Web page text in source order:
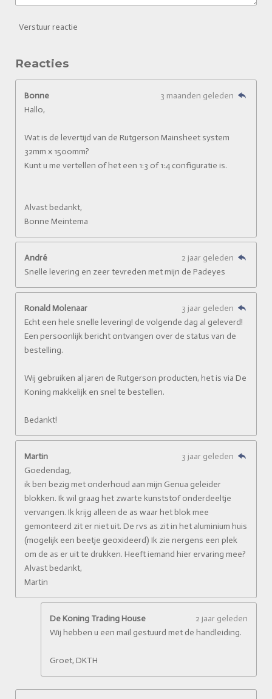
Verstuur reactie
Reacties
Bonne
3 maanden geleden
Hallo,
Wat is de levertijd van de Rutgerson Mainsheet system
32mm x 1500mm?
Kunt u me vertellen of het een 1:3 of 1:4 configuratie is.
Alvast bedankt,
Bonne Meintema
André
2 jaar geleden
Snelle levering en zeer tevreden met mijn de Padeyes
Ronald Molenaar
3 jaar geleden
Echt een hele snelle levering! de volgende dag al geleverd!
Een persoonlijk bericht ontvangen over de status van de
bestelling.
Wij gebruiken al jaren de Rutgerson producten, het is via De
Koning makkelijk en snel te bestellen.
Bedankt!
Martin
3 jaar geleden
Goedendag,
ik ben bezig met onderhoud aan mijn Genua geleider
blokken. Ik wil graag het zwarte kunststof onderdeeltje
vervangen. Ik krijg alleen de as waar het blok mee
gemonteerd zit er niet uit. De rvs as zit in het aluminium huis
(mogelijk een beetje geoxideerd) Ik zie nergens een plek
om de as er uit te drukken. Heeft iemand hier ervaring mee?
Alvast bedankt,
Martin
De Koning Trading House
2 jaar geleden
Wij hebben u een mail gestuurd met de handleiding.
Groet, DKTH